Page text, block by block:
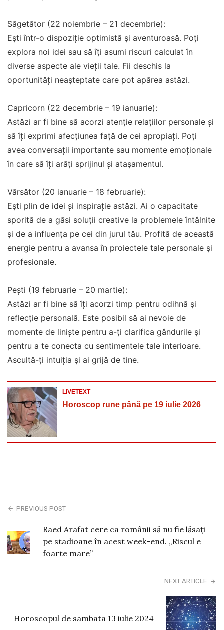
Săgetător (22 noiembrie – 21 decembrie):
Ești într-o dispoziție optimistă și aventuroasă. Poți
explora noi idei sau să îți asumi riscuri calculat în
diverse aspecte ale vieții tale. Fii deschis la
oportunități neașteptate care pot apărea astăzi.
Capricorn (22 decembrie – 19 ianuarie):
Astăzi ar fi bine să acorzi atenție relațiilor personale și
să îți exprimi afecțiunea față de cei apropiați. Poți
avea conversații importante sau momente emoționale
în care să îți arăți sprijinul și atașamentul.
Vărsător (20 ianuarie – 18 februarie):
Ești plin de idei și inspirație astăzi. Ai o capacitate
sporită de a găsi soluții creative la problemele întâlnite
și de a influența pe cei din jurul tău. Profită de această
energie pentru a avansa în proiectele tale personale și
profesionale.
Pești (19 februarie – 20 martie):
Astăzi ar fi bine să îți acorzi timp pentru odihnă și
reflecție personală. Este posibil să ai nevoie de
momente de liniște pentru a-ți clarifica gândurile și
pentru a te conecta cu sentimentele tale interioare.
Ascultă-ți intuiția și ai grijă de tine.
LIVETEXT
Horoscop rune până pe 19 iulie 2026
PREVIOUS POST
Raed Arafat cere ca românii să nu fie lăsaţi
pe stadioane în acest week-end. „Riscul e
foarte mare”
NEXT ARTICLE
Horoscopul de sambata 13 iulie 2024